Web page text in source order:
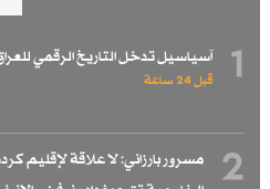
1 آسياسيل تدخل التاريخ الرقمي
قبل 24 ساعة
2
مسرور بارزاني: لا علاقة لإقليم